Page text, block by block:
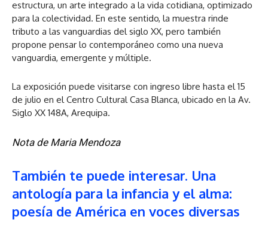
estructura, un arte integrado a la vida cotidiana, optimizado
para la colectividad. En este sentido, la muestra rinde
tributo a las vanguardias del siglo XX, pero también
propone pensar lo contemporáneo como una nueva
vanguardia, emergente y múltiple.
La exposición puede visitarse con ingreso libre hasta el 15
de julio en el Centro Cultural Casa Blanca, ubicado en la Av.
Siglo XX 148A, Arequipa.
Nota de Maria Mendoza
También te puede interesar. Una
antología para la infancia y el alma:
poesía de América en voces diversas